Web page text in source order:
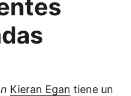
Kieran Egan tiene un